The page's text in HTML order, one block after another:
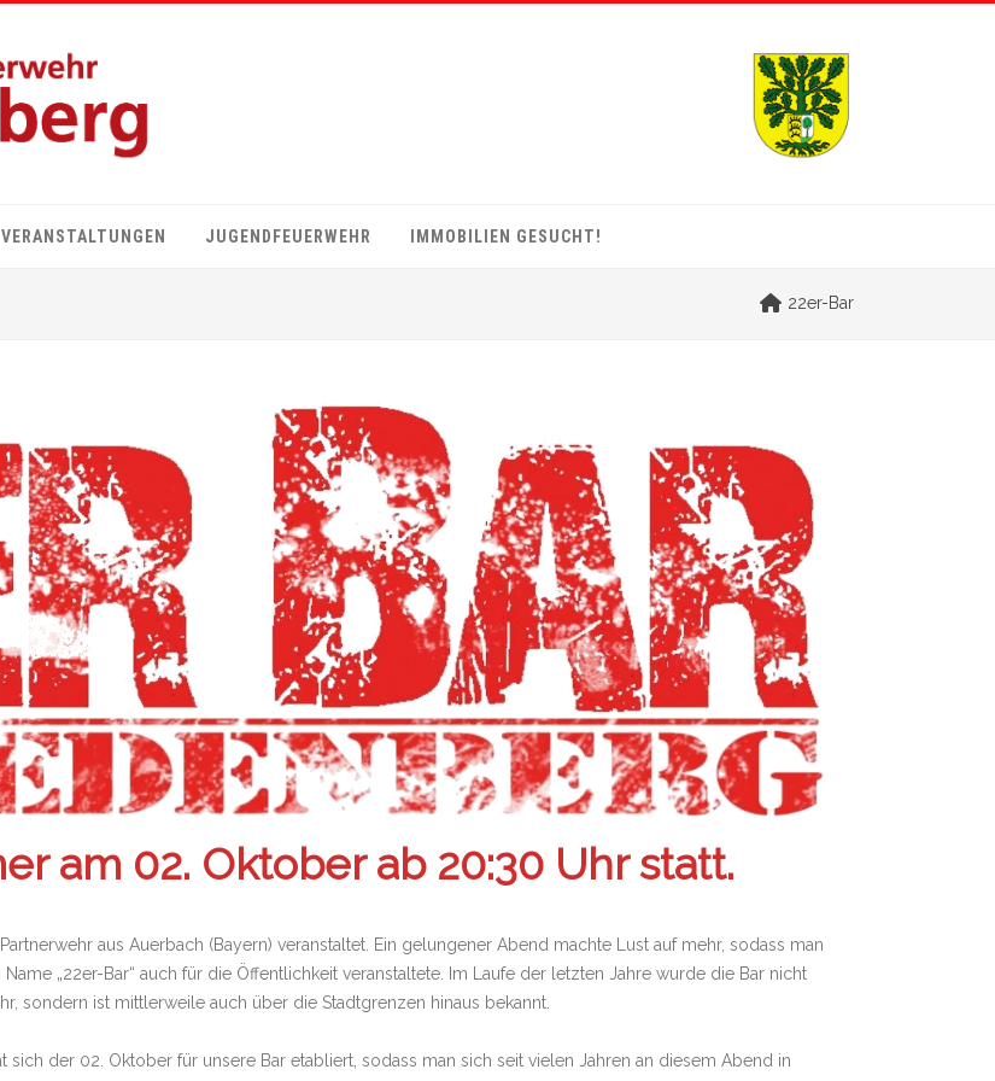
VERANSTALTUNGEN JUGENDFEUERWEHR IMMOBILIEN GESUCHT!
22er-Bar
am 02. Oktober ab 20:30 Uhr statt.
aus Auerbach (Bayern) veranstaltet. Ein gelungener Abend machte Lust auf mehr, sodass man
„22er-Bar“ auch für die Öffentlichkeit veranstaltete. Im Laufe der letzten Jahre wurde die Bar nicht
sondern ist mittlerweile auch über die Stadtgrenzen hinaus bekannt.
sich der 02. Oktober für unsere Bar etabliert, sodass man sich seit vielen Jahren an diesem Abend in